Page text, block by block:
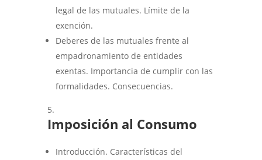
legal de las mutuales. Límite de la
exención.
Deberes de las mutuales frente al
empadronamiento de entidades
exentas. Importancia de cumplir con las
formalidades. Consecuencias.
Imposición al Consumo
Introducción. Características del